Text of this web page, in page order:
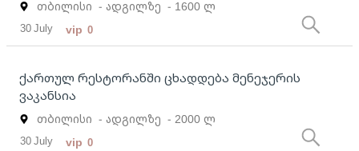
თბილისი - ადგილზე - 1600 ლ
30 July vip 0
ქართულ რესტორანში ცხადდება მენეჯერის
ვაკანსია
თბილისი - ადგილზე - 2000 ლ
30 July vip 0